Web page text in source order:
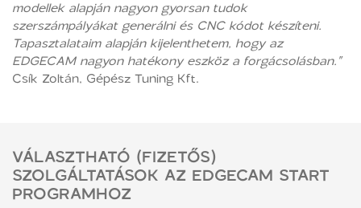
modellek alapján nagyon gyorsan tudok
szerszámpályákat generálni és CNC kódot készíteni.
Tapasztalataim alapján kijelenthetem, hogy az
EDGECAM nagyon hatékony eszköz a forgácsolásban."
Csík Zoltán, Gépész Tuning Kft.
VÁLASZTHATÓ (FIZETŐS)
SZOLGÁLTATÁSOK AZ EDGECAM START
PROGRAMHOZ